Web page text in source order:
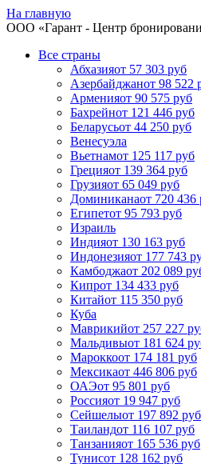
На главную
ООО «Гарант - Центр
Все страны
Абхазияот 57 303 руб
Азербайджанот 98 522
Арменияот 90 575 руб
Бахрейнот 121 446 руб
Беларусьот 44 250 руб
Венесуэла
Вьетнамот 125 117 руб
Грецияот 139 364 руб
Грузияот 65 049 руб
Доминиканаот 720 436
Египетот 95 793 руб
Израиль
Индияот 130 163 руб
Индонезияот 177 743
Камбоджаот 202 089
Кипрот 134 433 руб
Китайот 115 350 руб
Куба
Маврикийот 257 227
Мальдивыот 181 624
Мароккоот 174 181 руб
Мексикаот 446 806 руб
ОАЭот 95 801 руб
Россияот 19 947 руб
Сейшелыот 197 892 руб
Таиландот 116 107 руб
Танзанияот 165 536 руб
Тунисот 128 162 руб